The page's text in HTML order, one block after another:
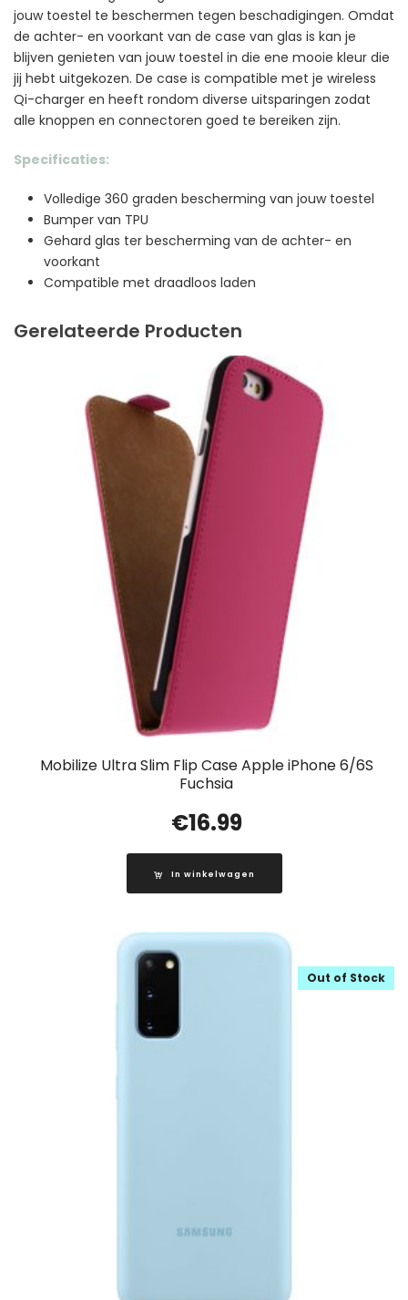
jouw toestel te beschermen tegen beschadigingen. Omdat
de achter- en voorkant van de case van glas is kan je
blijven genieten van jouw toestel in die ene mooie kleur die
jij hebt uitgekozen. De case is compatible met je wireless
Qi-charger en heeft rondom diverse uitsparingen zodat
alle knoppen en connectoren goed te bereiken zijn.
Specificaties:
Volledige 360 graden bescherming van jouw toestel
Bumper van TPU
Gehard glas ter bescherming van de achter- en
voorkant
Compatible met draadloos laden
Gerelateerde Producten
Mobilize Ultra Slim Flip Case Apple iPhone 6/6S
Fuchsia
€16.99
In winkelwagen
Out of Stock